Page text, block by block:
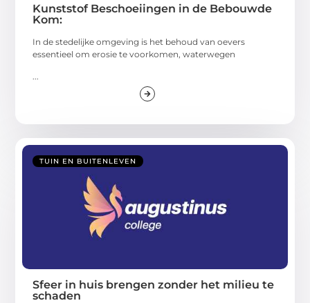
Kunststof Beschoeiingen in de Bebouwde
Kom:
In de stedelijke omgeving is het behoud van oevers
essentieel om erosie te voorkomen, waterwegen
...
TUIN EN BUITENLEVEN
Sfeer in huis brengen zonder het milieu te
schaden